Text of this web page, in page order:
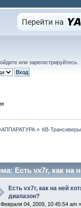
или зарегистрируйтесь
» КВ-Трансиверы
Есть vx7r, как на
Есть vx7r, как на ней
диапазон?
Февраля 04, 2009, 10:45:54 am »